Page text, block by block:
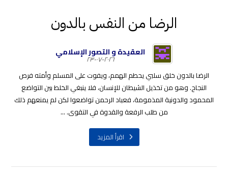
الرضا من النفس بالدون
العقيدة و التصور الإسلامي
٢٠٢٦-٠٧-٢٣
الرضا بالدون خلق سلبي يحطم الهمم، ويفوت على المسلم وأمته فرص
النجاح. وهو من تخذيل الشيطان للإنسان، فلا ينبغي الخلط بين التواضع
المحمود والدونية المذمومة، فعباد الرحمن تواضعوا لكن لم يمنعهم ذلك
من طلب الرفعة والقدوة في التقوى. ...
اقرأ المزيد